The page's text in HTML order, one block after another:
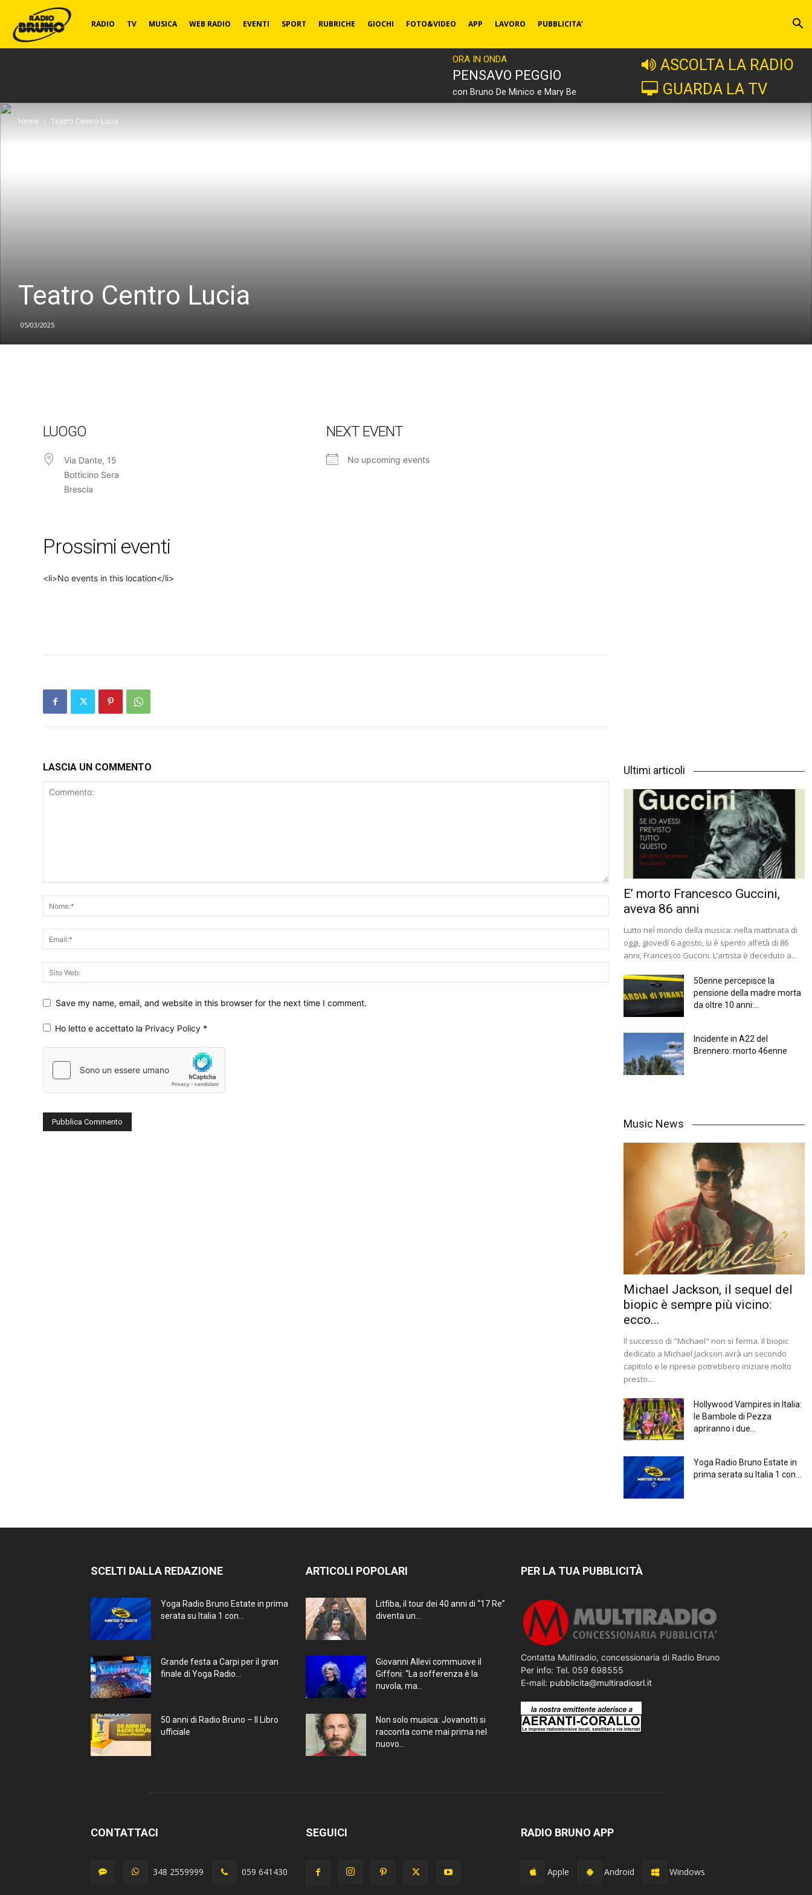
Radio
RADIO TV MUSICA WEB RADIO EVENTI SPORT RUBRICHE GIOCHI FOTO&VIDEO APP LAVORO PUBBLICITA’
ORA IN ONDA
PENSAVO PEGGIO
con Bruno De Minico e Mary Be
ASCOLTA LA RADIO
GUARDA LA TV
Home Teatro Centro Lucia
Teatro Centro Lucia
05/03/2025
LUOGO
Via Dante, 15
Botticino Sera
Brescia
NEXT EVENT
No upcoming events
Prossimi eventi
<li>No events in this location</li>
LASCIA UN COMMENTO
Save my name, email, and website in this browser for the next time I comment.
Ho letto e accettato la Privacy Policy *
Ultimi articoli
E’ morto Francesco Guccini,
aveva 86 anni
Lutto nel mondo della musica: nella mattinata di
oggi, giovedì 6 agosto, si è spento all’età di 86
anni, Francesco Guccini. L’artista è deceduto a...
50enne percepisce la
pensione della madre morta
da oltre 10 anni:...
Incidente in A22 del
Brennero: morto 46enne
Music News
Michael Jackson, il sequel del
biopic è sempre più vicino:
ecco...
Il successo di "Michael" non si ferma. Il biopic
dedicato a Michael Jackson avrà un secondo
capitolo e le riprese potrebbero iniziare molto
presto....
Hollywood Vampires in Italia:
le Bambole di Pezza
apriranno i due...
Yoga Radio Bruno Estate in
prima serata su Italia 1 con...
SCELTI DALLA REDAZIONE
Yoga Radio Bruno Estate in prima
serata su Italia 1 con...
Grande festa a Carpi per il gran
finale di Yoga Radio...
50 anni di Radio Bruno – Il Libro
ufficiale
ARTICOLI POPOLARI
Litfiba, il tour dei 40 anni di “17 Re”
diventa un...
Giovanni Allevi commuove il
Giffoni: “La sofferenza è la
nuvola, ma...
Non solo musica: Jovanotti si
racconta come mai prima nel
nuovo...
PER LA TUA PUBBLICITÀ
Contatta Multiradio, concessionaria di Radio Bruno
Per info: Tel. 059 698555
E-mail: pubblicita@multiradiosrl.it
CONTATTACI
348 2559999 059 641430
SEGUICI RADIO BRUNO APP
Apple Android Windows